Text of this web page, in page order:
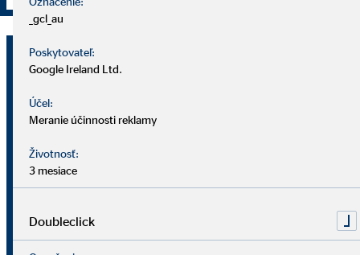
Juraj Masár
finančný expert pre OVB Allfinanz
Slovensko a.s.
915 01 Nové Mesto nad Váhom
masarjuraj@ovbmail.eu
_gcl_au
Poskytovateľ:
Google Ireland Ltd.
Účel:
Meranie účinnosti reklamy
Životnosť:
3 mesiace
Doubleclick